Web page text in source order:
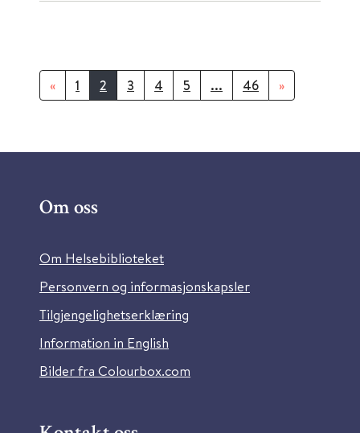
« 1 2 3 4 5 ... 46 »
Om oss
Om Helsebiblioteket
Personvern og informasjonskapsler
Tilgjengelighetserklæring
Information in English
Bilder fra Colourbox.com